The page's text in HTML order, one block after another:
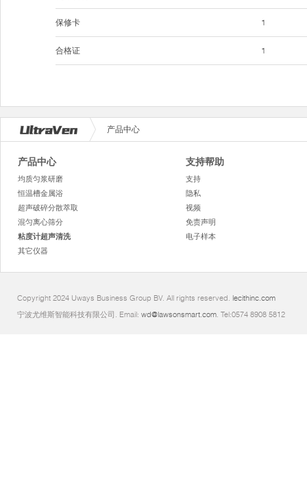
保修卡
合格证
1
1
产品中心
产品中心
均质匀浆研磨
恒温槽金属浴
超声破碎分散萃取
混匀离心筛分
粘度计超声清洗
其它仪器
支持帮助
支持
隐私
视频
免责声明
电子样本
Copyright 2024 Uways Business Group BV. All rights reserved. lecithinc.com
宁波尤维斯智能科技有限公司. Email: wd@lawsonsmart.com. Tel:0574 8908 5812